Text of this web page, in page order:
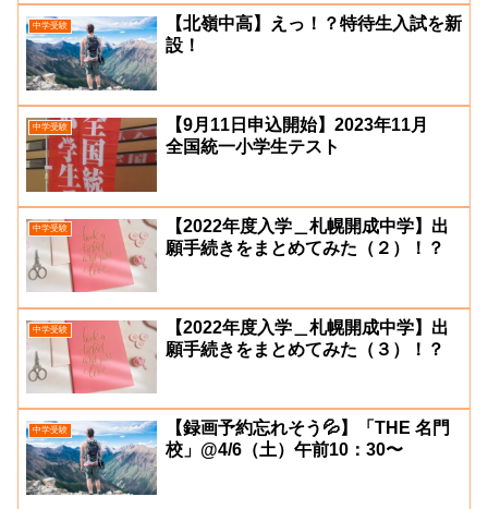
中学受験
【北嶺中高】えっ！？特待生入試を新
設！
中学受験
【9月11日申込開始】2023年11月
全国統一小学生テスト
中学受験
【2022年度入学＿札幌開成中学】出
願手続きをまとめてみた（２）！？
中学受験
【2022年度入学＿札幌開成中学】出
願手続きをまとめてみた（３）！？
中学受験
【録画予約忘れそう💦】「THE 名門
校」@4/6（土）午前10：30〜